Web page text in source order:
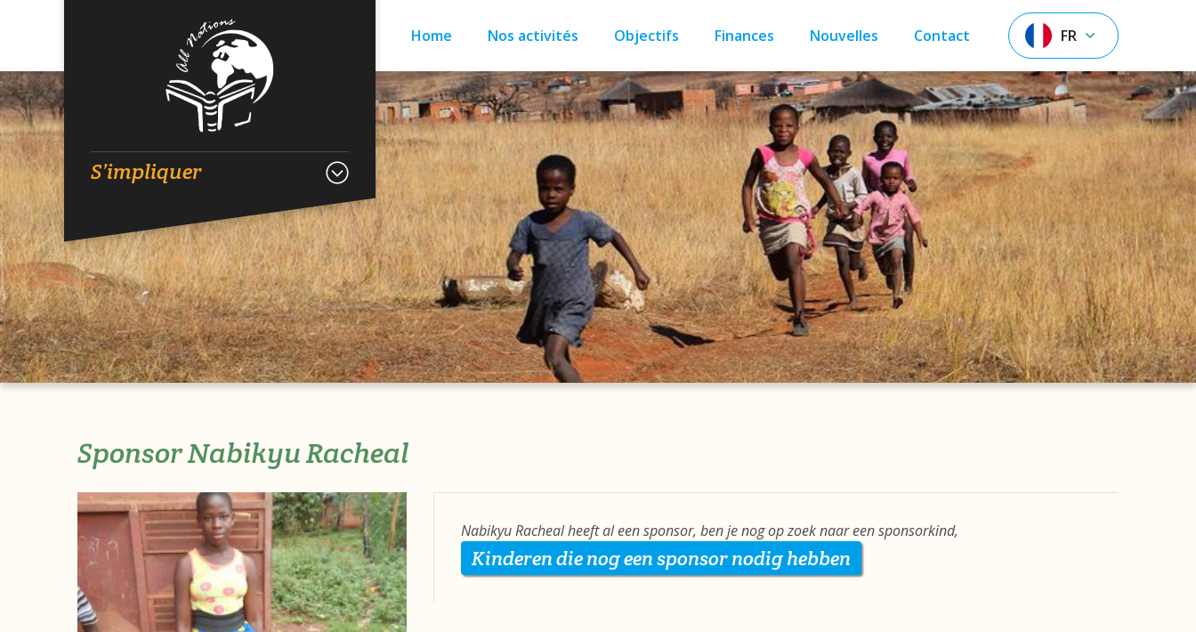
S’impliquer
Home Nos activités Objectifs Finances Nouvelles Contact FR
Sponsor Nabikyu Racheal
Nabikyu Racheal heeft al een sponsor, ben je nog op zoek naar een sponsorkind,
Kinderen die nog een sponsor nodig hebben